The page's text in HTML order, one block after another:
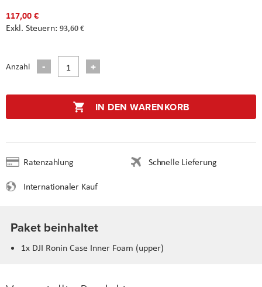
117,00 €
93,60 €
Anzahl
IN DEN WARENKORB
Ratenzahlung
Schnelle Lieferung
Internationaler Kauf
Paket beinhaltet
1x DJI Ronin Case Inner Foam (upper)